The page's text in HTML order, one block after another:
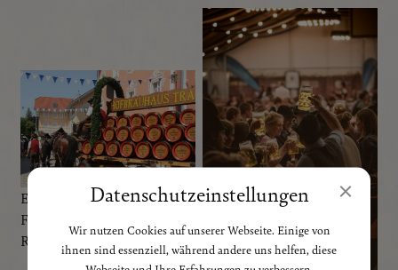
Eine Augenweide: Unser
Festwagen mit den stolzen
Rössern.
Datenschutz­einstellungen
Wir nutzen Cookies auf unserer Webseite. Einige von
ihnen sind essenziell, während andere uns helfen, diese